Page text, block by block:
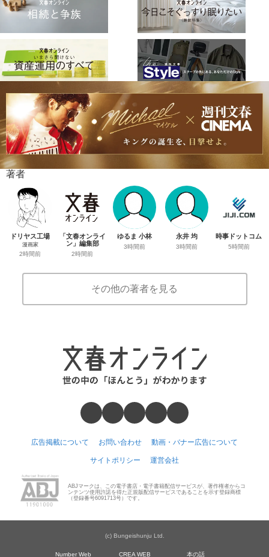
著者
ドリヤス工場
漫画家
2時間前
「文春オンライ
ン」編集部
2時間前
ゆるま 小林
3時間前
永井 均
3時間前
時事ドットコム
5時間前
その他の著者を見る
広告掲載について お問い合わせ 動画・バナー広告について
サイトポリシー 運営会社
ABJマークは、この電子書店・電子書籍配信サービスが、著作権者からコ
ンテンツ使用許諾を得た正規版配信サービスであることを示す登録商標
（登録番号6091713号）です。
(c) Bungeishunju Ltd.
Number Web CREA WEB 本の話